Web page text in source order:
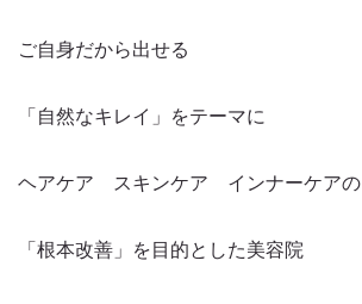
ご自身だから出せる
「自然なキレイ」をテーマに
ヘアケア スキンケア インナーケアの
「根本改善」を目的とした美容院